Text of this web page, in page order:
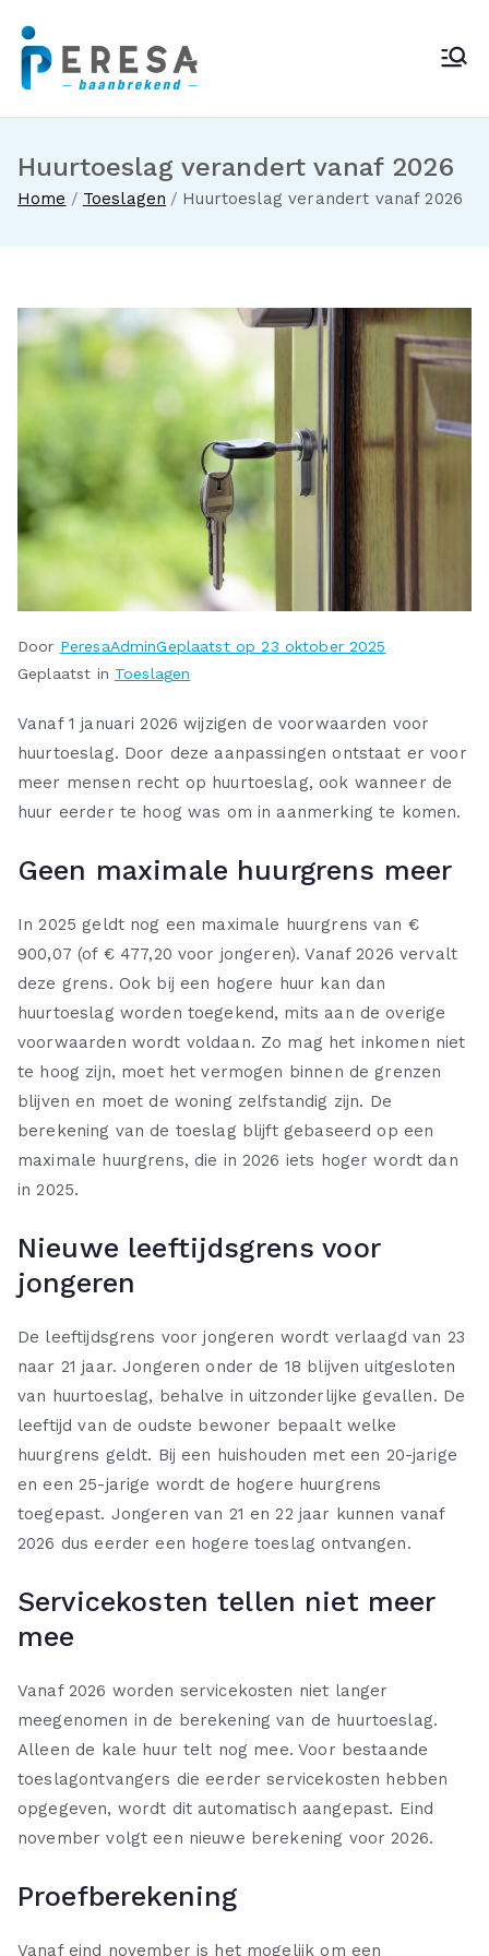
naar
Huurtoeslag verandert vanaf 2026
Home Toeslagen Huurtoeslag verandert vanaf 2026
Door PeresaAdminGeplaatst op23 oktober 2025
Geplaatst in Toeslagen
Vanaf 1 januari 2026 wijzigen de voorwaarden voor
huurtoeslag. Door deze aanpassingen ontstaat er voor
meer mensen recht op huurtoeslag, ook wanneer de
huur eerder te hoog was om in aanmerking te komen.
Geen maximale huurgrens meer
In 2025 geldt nog een maximale huurgrens van €
900,07 (of € 477,20 voor jongeren). Vanaf 2026 vervalt
deze grens. Ook bij een hogere huur kan dan
huurtoeslag worden toegekend, mits aan de overige
voorwaarden wordt voldaan. Zo mag het inkomen niet
te hoog zijn, moet het vermogen binnen de grenzen
blijven en moet de woning zelfstandig zijn. De
berekening van de toeslag blijft gebaseerd op een
maximale huurgrens, die in 2026 iets hoger wordt dan
in 2025.
Nieuwe leeftijdsgrens voor
jongeren
De leeftijdsgrens voor jongeren wordt verlaagd van 23
naar 21 jaar. Jongeren onder de 18 blijven uitgesloten
van huurtoeslag, behalve in uitzonderlijke gevallen. De
leeftijd van de oudste bewoner bepaalt welke
huurgrens geldt. Bij een huishouden met een 20-jarige
en een 25-jarige wordt de hogere huurgrens
toegepast. Jongeren van 21 en 22 jaar kunnen vanaf
2026 dus eerder een hogere toeslag ontvangen.
Servicekosten tellen niet meer
mee
Vanaf 2026 worden servicekosten niet langer
meegenomen in de berekening van de huurtoeslag.
Alleen de kale huur telt nog mee. Voor bestaande
toeslagontvangers die eerder servicekosten hebben
opgegeven, wordt dit automatisch aangepast. Eind
november volgt een nieuwe berekening voor 2026.
Proefberekening
Vanaf eind november is het mogelijk om een